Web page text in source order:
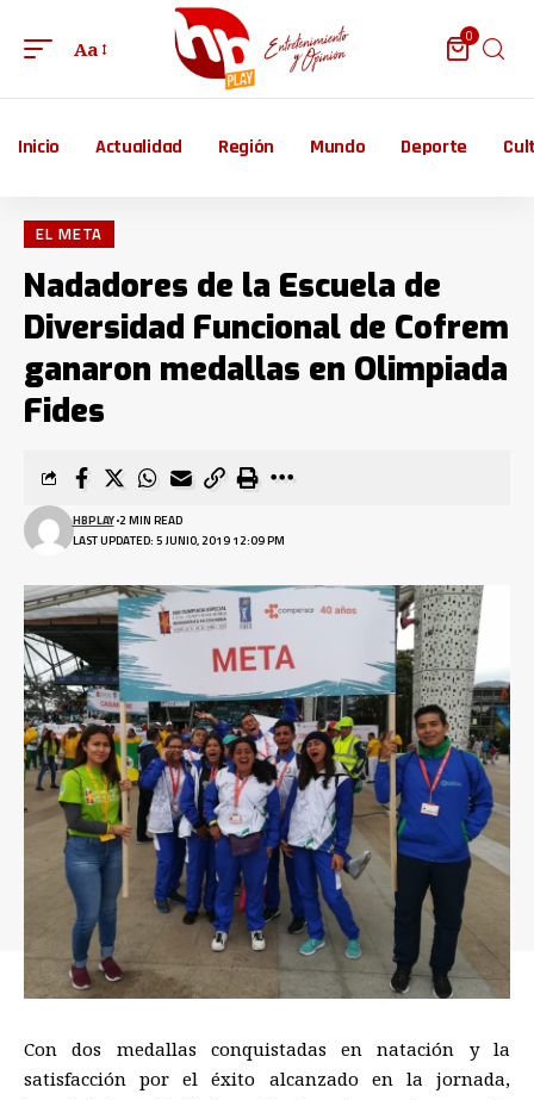
Aa
0
Inicio Actualidad Región Mundo Deporte
EL META
Nadadores de la Escuela de
Diversidad Funcional de Cofrem
ganaron medallas en Olimpiada
Fides
LAST UPDATED: 5 JUNIO, 2019 12:09 PM
HBPLAY 2 MIN READ
Con dos medallas conquistadas en natación y la
satisfacción por el éxito alcanzado en la jornada,